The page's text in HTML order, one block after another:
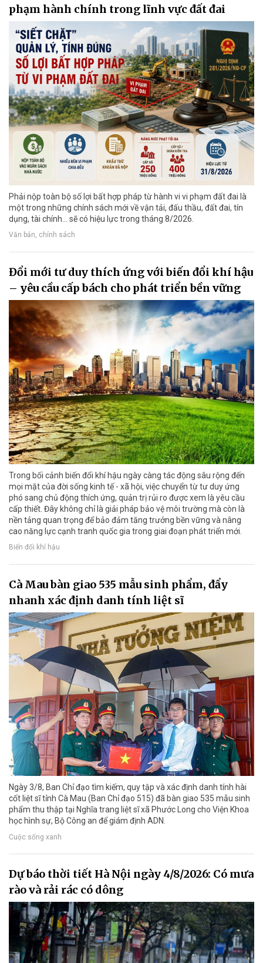
phạm hành chính trong lĩnh vực đất đai
Phải nộp toàn bộ số lợi bất hợp pháp từ hành vi vi phạm đất đai là
một trong những chính sách mới về vận tải, đấu thầu, đất đai, tín
dụng, tài chính... sẽ có hiệu lực trong tháng 8/2026.
Văn bản, chính sách
Đổi mới tư duy thích ứng với biến đổi khí hậu
– yêu cầu cấp bách cho phát triển bền vững
Trong bối cảnh biến đổi khí hậu ngày càng tác động sâu rộng đến
mọi mặt của đời sống kinh tế - xã hội, việc chuyển từ tư duy ứng
phó sang chủ động thích ứng, quản trị rủi ro được xem là yêu cầu
cấp thiết. Đây không chỉ là giải pháp bảo vệ môi trường mà còn là
nền tảng quan trọng để bảo đảm tăng trưởng bền vững và nâng
cao năng lực cạnh tranh quốc gia trong giai đoạn phát triển mới.
Biến đổi khí hậu
Cà Mau bàn giao 535 mẫu sinh phẩm, đẩy
nhanh xác định danh tính liệt sĩ
Ngày 3/8, Ban Chỉ đạo tìm kiếm, quy tập và xác định danh tính hài
cốt liệt sĩ tỉnh Cà Mau (Ban Chỉ đạo 515) đã bàn giao 535 mẫu sinh
phẩm thu thập tại Nghĩa trang liệt sĩ xã Phước Long cho Viện Khoa
học hình sự, Bộ Công an để giám định ADN.
Cuộc sống xanh
Dự báo thời tiết Hà Nội ngày 4/8/2026: Có mưa
rào và rải rác có dông